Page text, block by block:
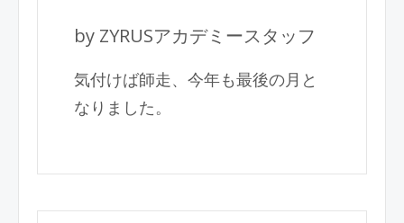
by ZYRUSアカデミースタッフ
気付けば師走、今年も最後の月と
なりました。